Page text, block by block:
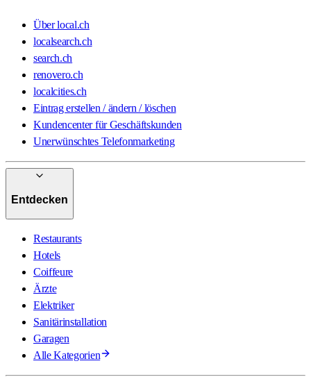
Über local.ch
localsearch.ch
search.ch
renovero.ch
localcities.ch
Eintrag erstellen / ändern / löschen
Kundencenter für Geschäftskunden
Unerwünschtes Telefonmarketing
Entdecken
Restaurants
Hotels
Coiffeure
Ärzte
Elektriker
Sanitärinstallation
Garagen
Alle Kategorien